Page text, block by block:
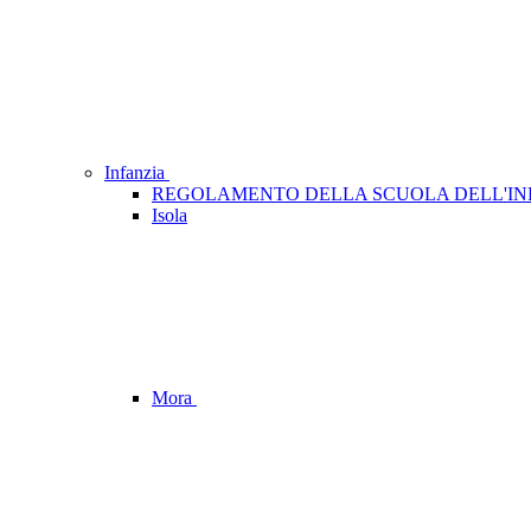
Infanzia
REGOLAMENTO DELLA SCUOLA
Isola
Mora